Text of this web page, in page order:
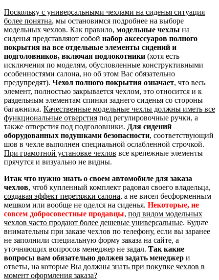
Поскольку с универсальными чехлами на сиденья ситуация
более понятна, мы остановимся подробнее на выборе
модельных чехлов. Как правило, модельные чехлы на
сиденья представляют собой набор аксессуаров полного
покрытия на все отдельные элементы сидений и
подголовников, включая подлокотники (хотя есть
исключения по моделям, обусловленные конструктивными
особенностями салона, но об этом Вас обязательно
предупредят). Чехол полного покрытия означает, что весь
элемент, полностью закрывается чехлом, это относится и к
раздельным элементам спинки заднего сиденья со стороны
багажника. Качественные модельные чехлы должны иметь все
функциональные отверстия под регулировочные ручки, а
также отверстия под подголовники. Для сидений
оборудованных подушками безопасности, соответствующий
шов в чехле выполнен специальной ослабленной строчкой.
При грамотной установке чехлов все крепежные элементы
прячутся и визуально не видны.
Итак что нужно знать о своем автомобиле для заказа
чехлов, чтоб купленный комплект радовал своего владельца,
создавая эффект перетяжки салона, а не висел бесформенным
мешком или вообще не оделся на сиденья. Некоторые, не
совсем добросовестные продавцы, под видом модельных
чехлов часто продают более дешевые универсальные. Будьте
внимательны при заказе чехлов по телефону, если вы заранее
не заполнили специальную форму заказа на сайте, а
уточняющих вопросов менеджер не задал. Так какие
вопросы вам обязательно должен задать менеджер и
ответы, на которые Вы должны знать при покупке чехлов в
момент оформления заказа?